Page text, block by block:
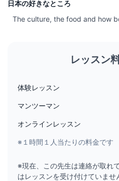
日本の好きなところ
The culture, the food and how
レッスン
体験レッスン
マンツーマン
オンラインレッスン
※１時間１人当たりの料金です
※現在、この先生は連絡が取れ
はレッスンを受け付けていませ